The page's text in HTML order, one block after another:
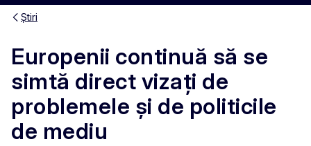
Știri
Europenii continuă să se
simtă direct vizați de
problemele și de politicile
de mediu